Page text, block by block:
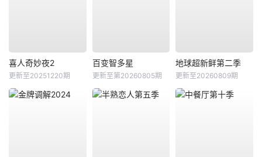
喜人奇妙夜2
更新至20251220期
百变智多星
更新至第20260805期
地球超新鲜第二季
更新至20260809期